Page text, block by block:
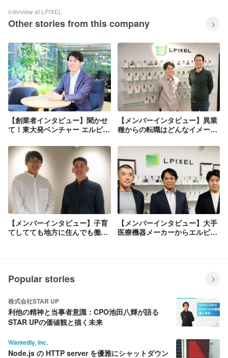
Interview at LPIXEL
Other stories from this company
【創業者インタビュー】聞かせ
て！東大発ベンチャー エルピク
むとエルピクセルの歴史がわか
ります）
【メンバーインタビュー】異業
種からの転職はどんなイメー
【メンバーインタビュー】子育
てしてても地方に住んでも働き
【メンバーインタビュー】大手
医療機器メーカーからエルピク
Popular stories
株式会社STAR UP
利他の精神と当事者意識：CPO池田八輝が語る
STAR UPの価値観と描く未来
Wantedly, Inc.
Node.js の HTTP server を優雅にシャットダウン